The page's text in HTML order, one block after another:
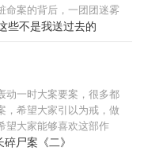
案的背后，一团团迷雾
明王朝不为人知真相…
些不是我送过去的
动一时大案要案，很多都
，希望大家引以为戒，做
望大家能够喜欢这部作
友，也可以留言要求作
尸案《二》